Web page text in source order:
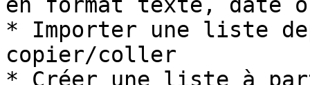
* Importer une liste
copier/coller
* Créer une liste à